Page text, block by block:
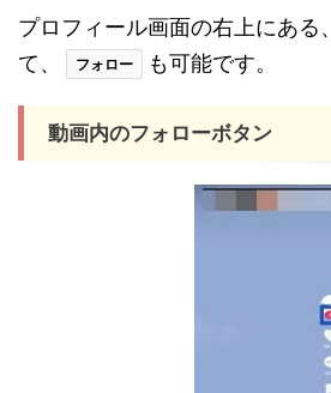
プロフィール画面の右上にある、
て、
フォロー も可能です。
動画内のフォローボタン